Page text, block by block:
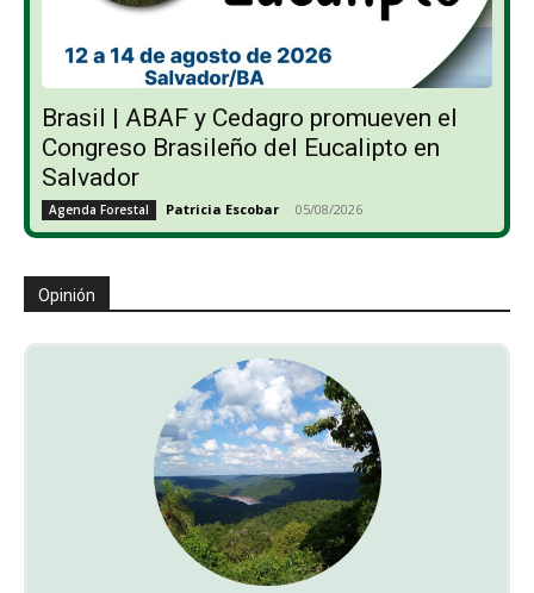
Brasil | ABAF y Cedagro promueven el
Congreso Brasileño del Eucalipto en
Salvador
Agenda Forestal Patricia Escobar - 05/08/2026
Opinión